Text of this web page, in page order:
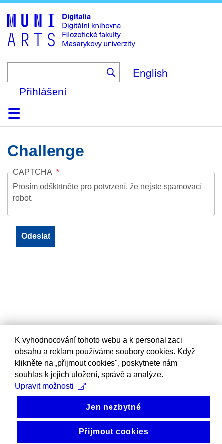
to
main
content
English
Přihlášení
DomůKolekce
Prohlížení
Vyhledávání
O platformě
Nápověda
KontaktDigitalia
Challenge
CAPTCHA
Prosím odšktrtněte pro potvrzení, že nejste spamovací
robot.
K vyhodnocování tohoto webu a k personalizaci
obsahu a reklam používáme soubory cookies. Když
klikněte na „přijmout cookies", poskytnete nám
souhlas k jejich uložení, správě a analýze.
Upravit možnosti
Jen nezbytné
Přijmout cookies